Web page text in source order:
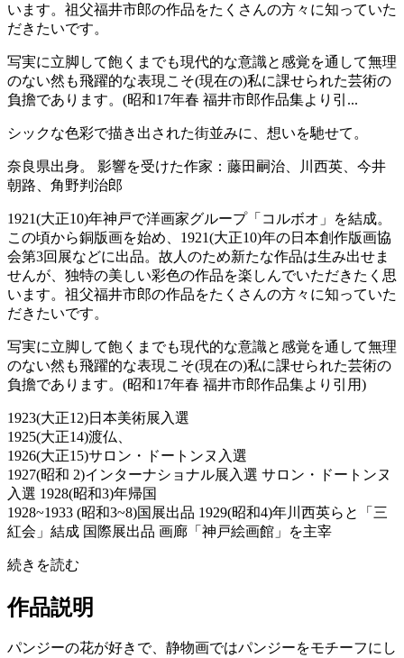
います。祖父福井市郎の作品をたくさんの方々に知っていた
だきたいです。
写実に立脚して飽くまでも現代的な意識と感覚を通して無理
のない然も飛躍的な表現こそ(現在の)私に課せられた芸術の
負擔であります。(昭和17年春 福井市郎作品集より引...
シックな色彩で描き出された街並みに、想いを馳せて。
奈良県出身。 影響を受けた作家：藤田嗣治、川西英、今井
朝路、角野判治郎
1921(大正10)年神戸で洋画家グループ「コルボオ」を結成。
この頃から銅版画を始め、1921(大正10)年の日本創作版画協
会第3回展などに出品。故人のため新たな作品は生み出せま
せんが、独特の美しい彩色の作品を楽しんでいただきたく思
います。祖父福井市郎の作品をたくさんの方々に知っていた
だきたいです。
写実に立脚して飽くまでも現代的な意識と感覚を通して無理
のない然も飛躍的な表現こそ(現在の)私に課せられた芸術の
負擔であります。(昭和17年春 福井市郎作品集より引用)
1923(大正12)日本美術展入選
1925(大正14)渡仏、
1926(大正15)サロン・ドートンヌ入選
1927(昭和 2)インターナショナル展入選 サロン・ドートンヌ
入選 1928(昭和3)年帰国
1928~1933 (昭和3~8)国展出品 1929(昭和4)年川西英らと「三
紅会」結成 国際展出品 画廊「神戸絵画館」を主宰
続きを読む
作品説明
パンジーの花が好きで、静物画ではパンジーをモチーフにし